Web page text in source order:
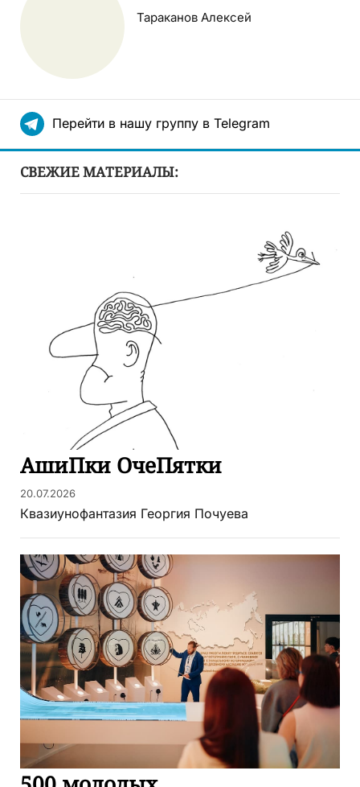
Тараканов Алексей
Перейти в нашу группу в Telegram
СВЕЖИЕ МАТЕРИАЛЫ:
АшиПки ОчеПятки
20.07.2026
Квазиунофантазия Георгия Почуева